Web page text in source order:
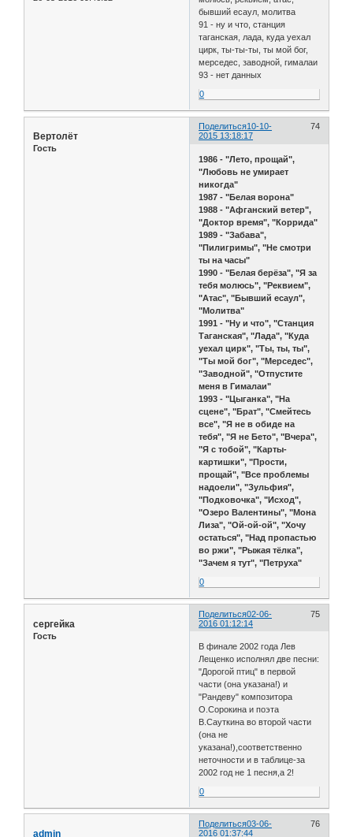
бывший есаул, молитва
91 - ну и что, станция
таганская, лада, куда уехал
цирк, ты-ты-ты, ты мой бог,
мерседес, заводной, гималаи
93 - нет данных
0
Поделиться 74
10-10-
2015 13:18:17
Вертолёт
Гость
1986 - "Лето, прощай",
"Любовь не умирает
никогда"
1987 - "Белая ворона"
1988 - "Афганский ветер",
"Доктор время", "Коррида"
1989 - "Забава",
"Пилигримы", "Не смотри
ты на часы"
1990 - "Белая берёза", "Я за
тебя молюсь", "Реквием",
"Атас", "Бывший есаул",
"Молитва"
1991 - "Ну и что", "Станция
Таганская", "Лада", "Куда
уехал цирк", "Ты, ты, ты",
"Ты мой бог", "Мерседес",
"Заводной", "Отпустите
меня в Гималаи"
1993 - "Цыганка", "На
сцене", "Брат", "Смейтесь
все", "Я не в обиде на
тебя", "Я не Бето", "Вчера",
"Я с тобой", "Карты-
картишки", "Прости,
прощай", "Все проблемы
надоели", "Зульфия",
"Подковочка", "Исход",
"Озеро Валентины", "Мона
Лиза", "Ой-ой-ой", "Хочу
остаться", "Над пропастью
во ржи", "Рыжая тёлка",
"Зачем я тут", "Петруха"
0
Поделиться 75
02-06-
2016 01:12:14
сергейка
Гость
В финале 2002 года Лев
Лещенко исполнял две песни:
"Дорогой птиц" в первой
части (она указана!) и
"Рандеву" композитора
О.Сорокина и поэта
В.Сауткина во второй части
(она не
указана!),соответственно
неточности и в таблице-за
2002 год не 1 песня,а 2!
0
Поделиться 76
03-06-
2016 01:37:44
admin